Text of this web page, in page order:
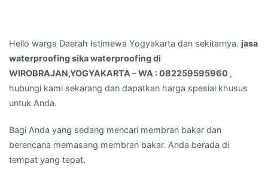
Hello warga Daerah Istimewa Yogyakarta dan sekitarnya. jasa
waterproofing sika waterproofing di
WIROBRAJAN,YOGYAKARTA – WA : 082259595960 ,
hubungi kami sekarang dan dapatkan harga spesial khusus
untuk Anda.
Bagi Anda yang sedang mencari membran bakar dan
berencana memasang membran bakar. Anda berada di
tempat yang tepat.